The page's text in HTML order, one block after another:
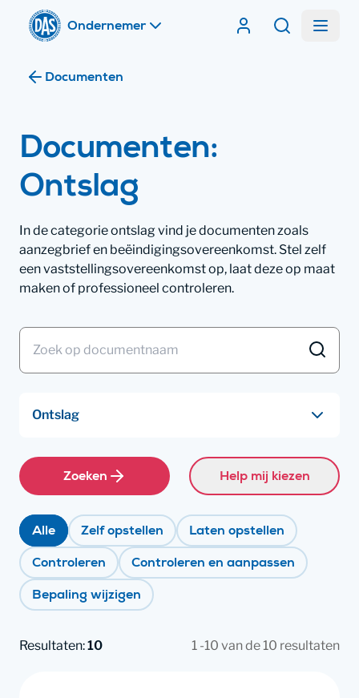
Ik ben
Home
Contracten van
ZoekenMenu
Documenten
Documenten:
Ontslag
In de categorie ontslag vind je documenten zoals
aanzegbrief en beëindigingsovereenkomst. Stel zelf
een vaststellingsovereenkomst op, laat deze op maat
maken of professioneel controleren.
Zoeken Help mij kiezen
Alle Zelf opstellen Laten opstellen
Controleren Controleren en aanpassen
Bepaling wijzigen
Resultaten:10 1 -10 van de 10 resultaten